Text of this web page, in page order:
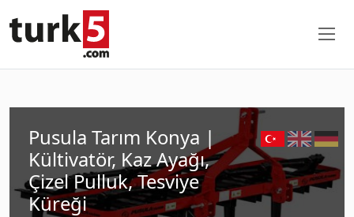
Pusula Tarım Konya |
Kültivatör, Kaz Ayağı,
Çizel Pulluk, Tesviye
Küreği